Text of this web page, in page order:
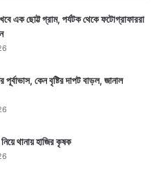
এক ছোট্ট গ্রাম, পর্যটক থেকে ফটোগ্রাফাররা
পূর্বাভাস, কেন বৃষ্টির দাপট বাড়ল, জানাল
থানায় হাজির কৃষক